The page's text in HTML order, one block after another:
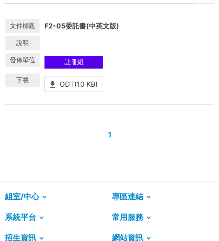
F2-05委託書(中英文版)
註冊組
ODT(10 KB)
1
組室/中心 專區連結
系統平台 常用服務
招生資訊 網站資訊